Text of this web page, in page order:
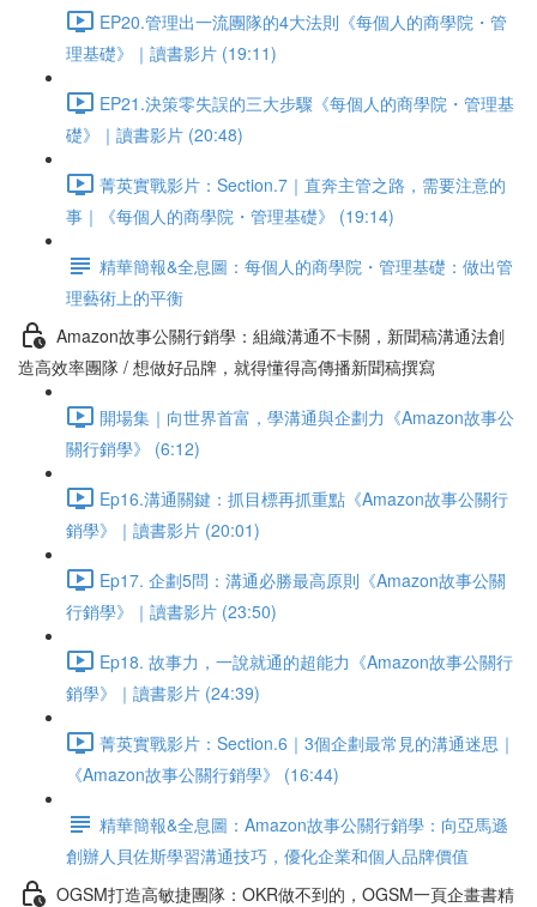
EP20.管理出一流團隊的4大法則《每個人的商學院・管
理基礎》｜讀書影片 (19:11)
EP21.決策零失誤的三大步驟《每個人的商學院・管理基
礎》｜讀書影片 (20:48)
菁英實戰影片：Section.7｜直奔主管之路，需要注意的
事｜《每個人的商學院・管理基礎》 (19:14)
精華簡報&全息圖：每個人的商學院・管理基礎：做出管
理藝術上的平衡
Amazon故事公關行銷學：組織溝通不卡關，新聞稿溝通法創
造高效率團隊 / 想做好品牌，就得懂得高傳播新聞稿撰寫
開場集｜向世界首富，學溝通與企劃力《Amazon故事公
關行銷學》 (6:12)
Ep16.溝通關鍵：抓目標再抓重點《Amazon故事公關行
銷學》｜讀書影片 (20:01)
Ep17. 企劃5問：溝通必勝最高原則《Amazon故事公關
行銷學》｜讀書影片 (23:50)
Ep18. 故事力，一說就通的超能力《Amazon故事公關行
銷學》｜讀書影片 (24:39)
菁英實戰影片：Section.6｜3個企劃最常見的溝通迷思｜
《Amazon故事公關行銷學》 (16:44)
精華簡報&全息圖：Amazon故事公關行銷學：向亞馬遜
創辦人貝佐斯學習溝通技巧，優化企業和個人品牌價值
OGSM打造高敏捷團隊：OKR做不到的，OGSM一頁企畫書精